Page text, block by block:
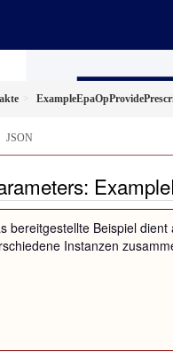
JSON
bereitgestellte Beispiel
Instanzen